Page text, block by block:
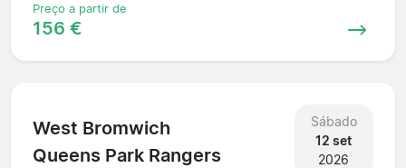
Preço a partir de
156 €
West Bromwich
Queens Park Rangers
Sábado
12 set
2026